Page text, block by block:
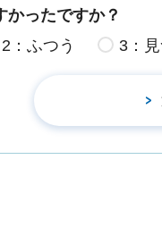
かったですか？
2：ふつう 3：